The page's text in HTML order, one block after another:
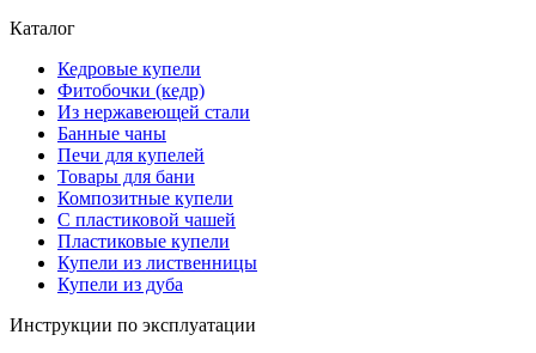
Каталог
Кедровые купели
Фитобочки (кедр)
Из нержавеющей стали
Банные чаны
Печи для купелей
Товары для бани
Композитные купели
С пластиковой чашей
Пластиковые купели
Купели из лиственницы
Купели из дуба
Инструкции по эксплуатации